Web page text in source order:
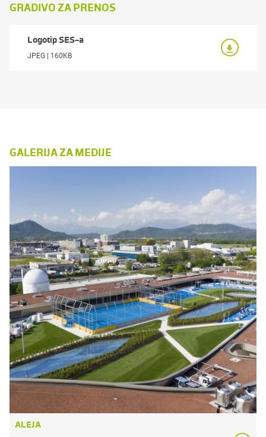
GRADIVO ZA PRENOS
Logotip SES-a
JPEG | 160KB
GALERIJA ZA MEDIJE
ALEJA